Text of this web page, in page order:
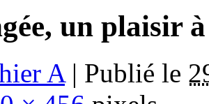
un plaisir
A | Publié le